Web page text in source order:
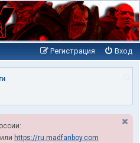
Вход
Регистрация
или https://ru.madfanboy.com